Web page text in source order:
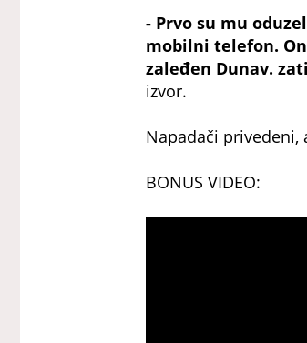
- Prvo su mu
mobilni telefon.
zaleđen Dunav.
izvor.
Napadači privedeni,
BONUS VIDEO: